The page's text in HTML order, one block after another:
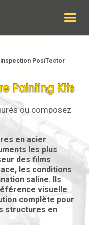
PosiTector
ou composez
en acier
les plus
des films
les conditions
saline. Ils
visuelle
complète pour
structures en